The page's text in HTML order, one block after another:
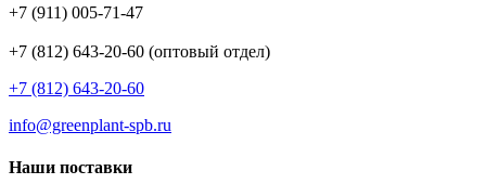
+7 (911) 005-71-47
+7 (812) 643-20-60 (оптовый отдел)
+7 (812) 643-20-60
info@greenplant-spb.ru
Наши поставки